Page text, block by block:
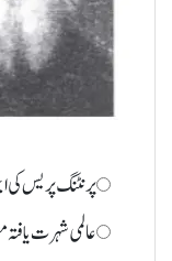
پرنٹنگ پریس کی
عالمی شہرت